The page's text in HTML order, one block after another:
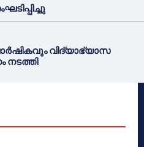
വിദ്യാഭ്യാസ
നടത്തി